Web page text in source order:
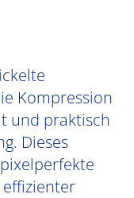
Kompression
und praktisch
Dieses